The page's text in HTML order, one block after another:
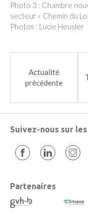
Photo 3 : Chambre
secteur « Chemin du
Photos : Lucie Heusler
Actualité
précédente
Suivez-nous sur
Partenaires